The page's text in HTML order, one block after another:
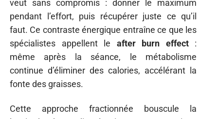
veut sans compromis : donner le maximum
pendant l’effort, puis récupérer juste ce qu’il
faut. Ce contraste énergique entraîne ce que les
spécialistes appellent le after burn effect:
même après la séance, le métabolisme
continue d’éliminer des calories, accélérant la
fonte des graisses.
Cette approche fractionnée bouscule la